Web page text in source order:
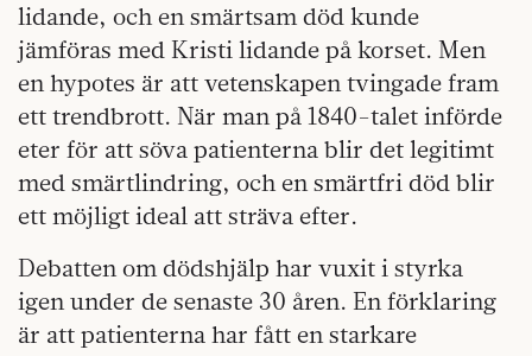
lidande, och en smärtsam död kunde
jämföras med Kristi lidande på korset. Men
en hypotes är att vetenskapen tvingade fram
ett trendbrott. När man på 1840-talet införde
eter för att söva patienterna blir det legitimt
med smärtlindring, och en smärtfri död blir
ett möjligt ideal att sträva efter.
Debatten om dödshjälp har vuxit i styrka
igen under de senaste 30 åren. En förklaring
är att patienterna har fått en starkare